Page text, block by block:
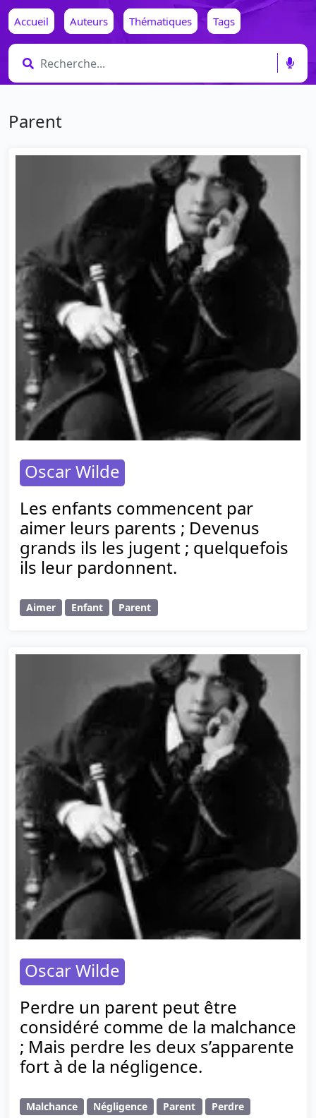
Accueil Auteurs Thématiques Tags
Parent
Oscar Wilde
Les enfants commencent par
aimer leurs parents ; Devenus
grands ils les jugent ; quelquefois
ils leur pardonnent.
Aimer Enfant Parent
Oscar Wilde
Perdre un parent peut être
considéré comme de la malchance
; Mais perdre les deux s’apparente
fort à de la négligence.
Malchance Négligence Parent Perdre